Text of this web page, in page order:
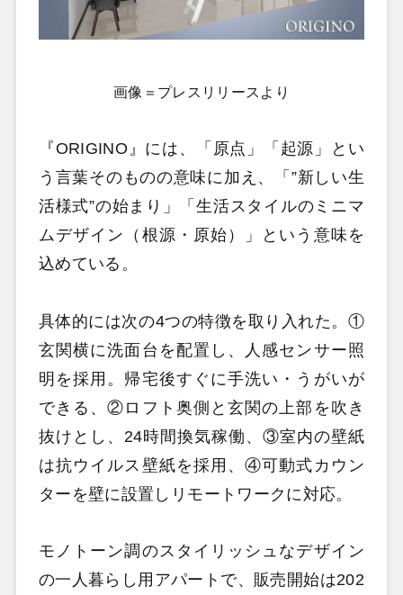
画像＝プレスリリースより
『ORIGINO』には、「原点」「起源」とい
う言葉そのものの意味に加え、「”新しい生
活様式”の始まり」「生活スタイルのミニマ
ムデザイン（根源・原始）」という意味を
込めている。
具体的には次の4つの特徴を取り入れた。①
玄関横に洗面台を配置し、人感センサー照
明を採用。帰宅後すぐに手洗い・うがいが
できる、②ロフト奥側と玄関の上部を吹き
抜けとし、24時間換気稼働、③室内の壁紙
は抗ウイルス壁紙を採用、④可動式カウン
ターを壁に設置しリモートワークに対応。
モノトーン調のスタイリッシュなデザイン
の一人暮らし用アパートで、販売開始は202